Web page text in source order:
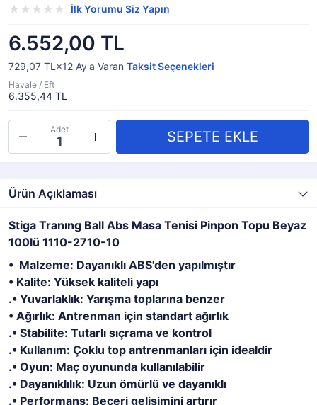
İlk Yorumu Siz Yapın
6.552,00 TL
729,07 TL×12 Ay'a Varan Taksit Seçenekleri
Havale / Eft
6.355,44 TL
Adet
Ürün Açıklaması
Stiga Tranıng Ball Abs Masa Tenisi Pinpon Topu Beyaz
100lü 1110-2710-10
• Malzeme: Dayanıklı ABS'den yapılmıştır
• Kalite: Yüksek kaliteli yapı
.• Yuvarlaklık: Yarışma toplarına benzer
• Ağırlık: Antrenman için standart ağırlık
.• Stabilite: Tutarlı sıçrama ve kontrol
.• Kullanım: Çoklu top antrenmanları için idealdir
.• Oyun: Maç oyununda kullanılabilir
.• Dayanıklılık: Uzun ömürlü ve dayanıklı
.• Performans: Beceri gelişimini artırır